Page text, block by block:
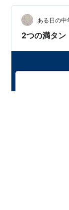
フジクラ（
表した。 これ
気に1万円を超
ある日の中
2つの満タン